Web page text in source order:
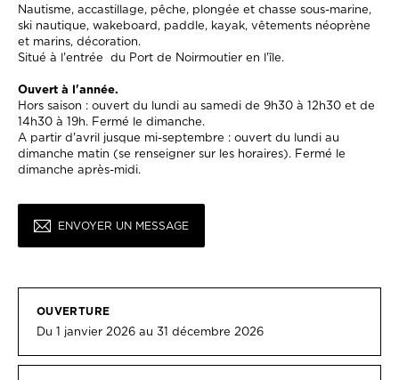
Nautisme, accastillage, pêche, plongée et chasse sous-marine,
ski nautique, wakeboard, paddle, kayak, vêtements néoprène
et marins, décoration.
Situé à l'entrée du Port de Noirmoutier en l'île.
Ouvert à l'année.
Hors saison : ouvert du lundi au samedi de 9h30 à 12h30 et de
14h30 à 19h. Fermé le dimanche.
A partir d'avril jusque mi-septembre : ouvert du lundi au
dimanche matin (se renseigner sur les horaires). Fermé le
dimanche après-midi.
ENVOYER UN MESSAGE
OUVERTURE
Du 1 janvier 2026 au 31 décembre 2026